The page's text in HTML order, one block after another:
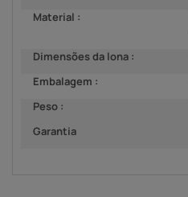
Material :
Dimensões da lona :
Embalagem :
Peso :
Garantia